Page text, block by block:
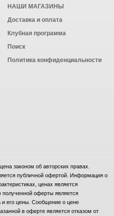
НАШИ МАГАЗИНЫ
Доставка и оплата
Клубная программа
Поиск
Политика конфиденциальности
законом об авторских правах.
публичной офертой. Информация о
ценах является
оферты является
и его цены. Сообщение о цене
в оферте является отказом от